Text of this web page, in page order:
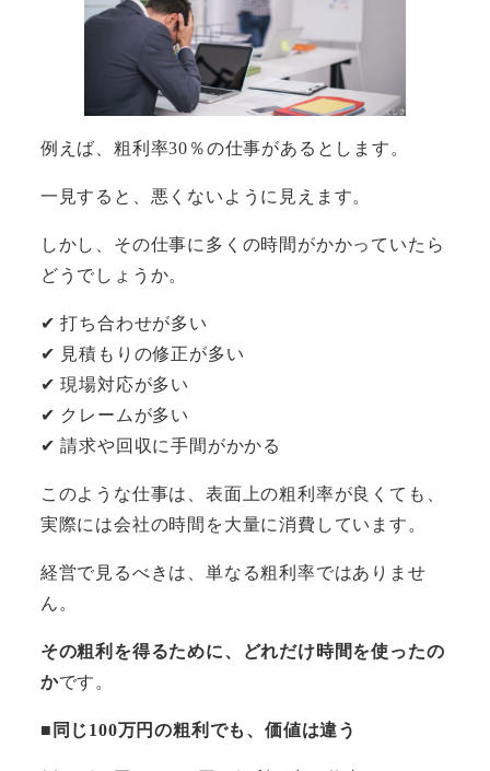
例えば、粗利率30％の仕事があるとします。
一見すると、悪くないように見えます。
しかし、その仕事に多くの時間がかかっていたら
どうでしょうか。
✔ 打ち合わせが多い
✔ 見積もりの修正が多い
✔ 現場対応が多い
✔ クレームが多い
✔ 請求や回収に手間がかかる
このような仕事は、表面上の粗利率が良くても、
実際には会社の時間を大量に消費しています。
経営で見るべきは、単なる粗利率ではありませ
ん。
その粗利を得るために、どれだけ時間を使ったの
かです。
■同じ100万円の粗利でも、価値は違う